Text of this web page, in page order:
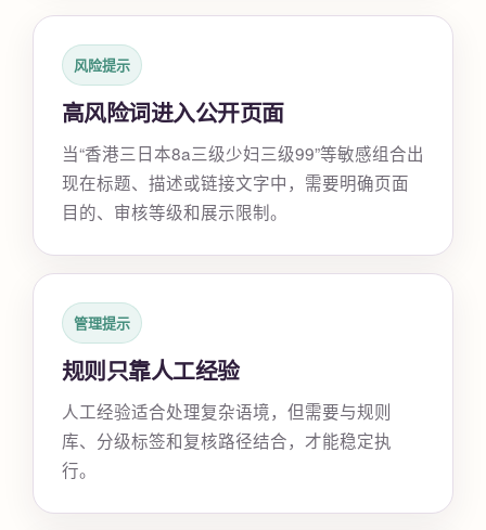
风险提示
高风险词进入公开页面
当“香港三日本8a三级少妇三级99”等敏感组合出
现在标题、描述或链接文字中，需要明确页面
目的、审核等级和展示限制。
管理提示
规则只靠人工经验
人工经验适合处理复杂语境，但需要与规则
库、分级标签和复核路径结合，才能稳定执
行。